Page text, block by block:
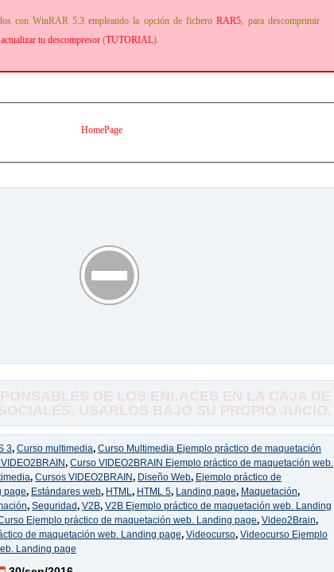
con WinRAR 5.3 empleando la opción de fichero RAR5 , para descomprimir
actualizar tu descompresor (TUTORIAL).
HomePage
3, Curso multimedia, Curso Multimedia Ejemplo práctico de maquetación
, Curso VIDEO2BRAIN Ejemplo práctico de maquetación web.
, Cursos VIDEO2BRAIN, Diseño Web, Ejemplo práctico de
page, Estándares web, HTML, HTML 5, Landing page, Maquetación,
, Seguridad, V2B, V2B Ejemplo práctico de maquetación web. Landing
Ejemplo práctico de maquetación web. Landing page, Video2Brain,
de maquetación web. Landing page, Videocurso, Videocurso Ejemplo
Landing page